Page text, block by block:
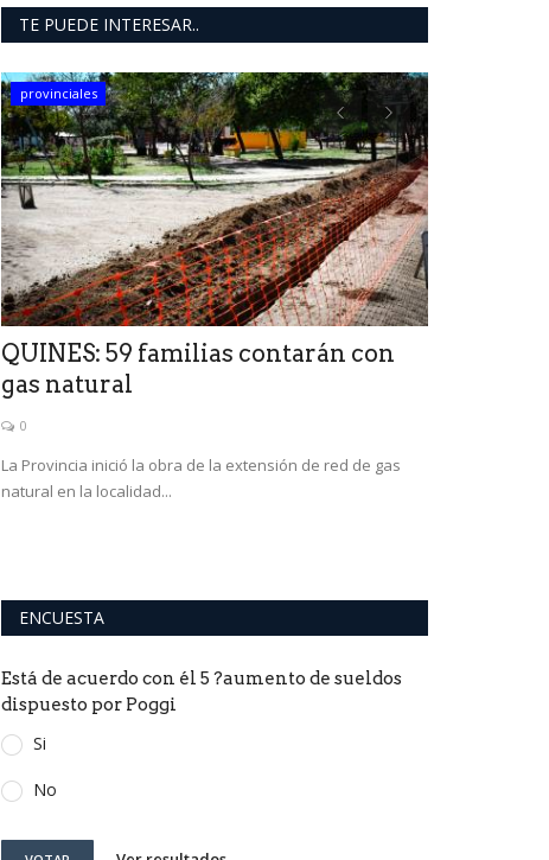
TE PUEDE INTERESAR..
provinciales
QUINES: 59 familias contarán con
gas natural
0
La Provincia inició la obra de la extensión de red de gas
natural en la localidad...
ENCUESTA
Está de acuerdo con él 5 ?aumento de sueldos
dispuesto por Poggi
Si
No